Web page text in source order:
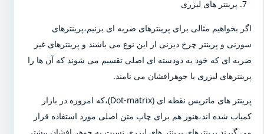
پرینتر های لیزری
اگر بخواهیم مثالی برای پرینترهای ضربه ای بزنیم،پرینترهای
سوزنی و پرینتر چرخ دیزنی از این نوع می باشند و پرینترهای غیر
ضربه ای که خود به دودسته ای اصلی تقسیم می شوند که آن ها را
پرینترهای لیزری یا جوهرافشان می نامند.
پرینتر های ماتریس نقطه ای (Dot-matrix)،که امروزه در بازار
کمیاب شده اند،هنوز هم برای چاپ متن اصلی مورد استفاده قرار
می گیرند.پرینترهای پرینتر های لیزری نسبت به جوهر افشان بیشتر